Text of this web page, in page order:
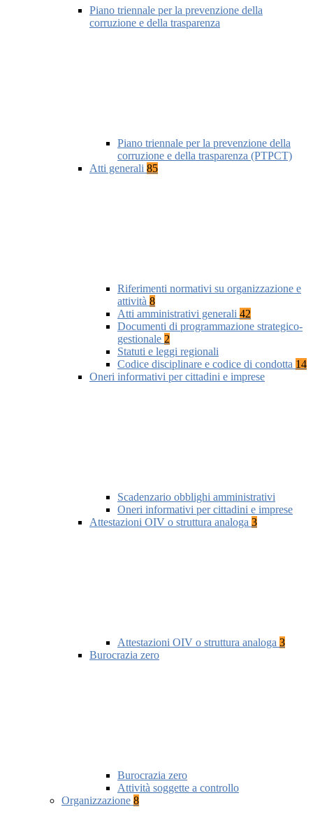
Piano triennale per la prevenzione della
corruzione e della trasparenza
Piano triennale per la prevenzione della
corruzione e della trasparenza (PTPCT)
Atti generali 85
Riferimenti normativi su organizzazione e
attività 8
Atti amministrativi generali 42
Documenti di programmazione strategico-
gestionale 2
Statuti e leggi regionali
Codice disciplinare e codice di condotta 14
Oneri informativi per cittadini e imprese
Scadenzario obblighi amministrativi
Oneri informativi per cittadini e imprese
Attestazioni OIV o struttura analoga 3
Attestazioni OIV o struttura analoga 3
Burocrazia zero
Burocrazia zero
Attività soggette a controllo
Organizzazione 8